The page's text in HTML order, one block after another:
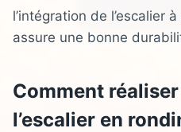
l’intégration de l’escalier
assure une bonne
Comment
l’escalier en